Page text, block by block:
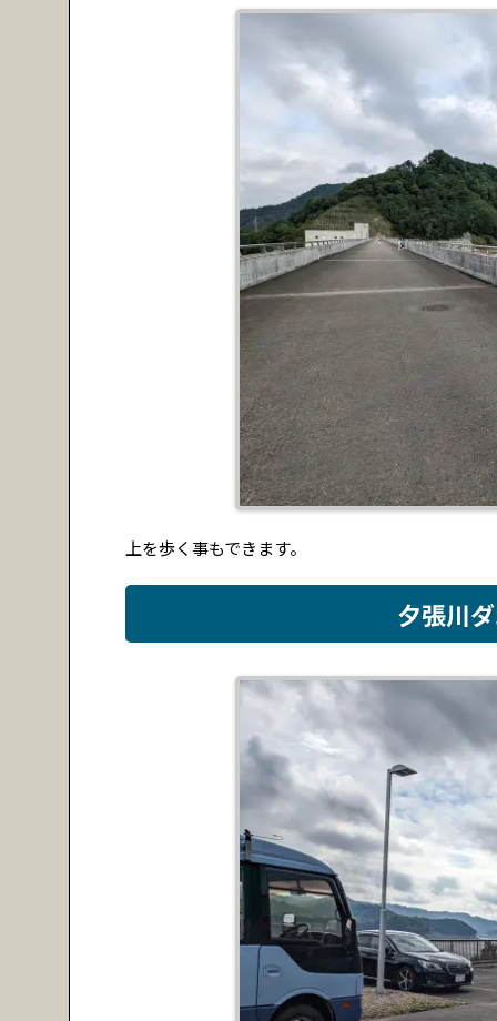
上を歩く事もできます。
夕張川